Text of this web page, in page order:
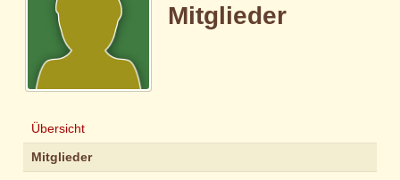
Mitglieder
Übersicht
Mitglieder